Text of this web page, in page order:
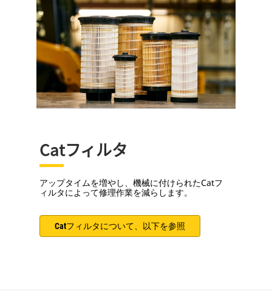
Catフィルタ
アップタイムを増やし、機械に付けられたCatフ
ィルタによって修理作業を減らします。
Catフィルタについて、以下を参照